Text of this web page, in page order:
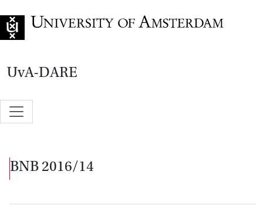
UvA-DARE
BNB 2016/14